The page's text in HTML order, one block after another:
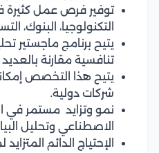
توفير فرص عمل
التكنولوجيا، البنوك،
يتيح برنامج ماجستير
تنافسية مقارنة
يتيح هذا التخصص
شركات دولية.
نمو وتزايد مستمر في
الاصطناعي وتحليل
الإحتياج الدائم